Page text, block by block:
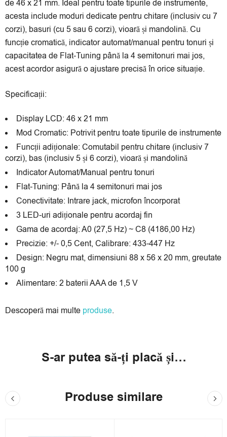
*Prețul calculat este cu caracter informativ, rata finală va fi afișat la
secțiunea Plata în rate prin Netopia Payments!
de 46 x 21 mm. Ideal pentru toate tipurile de instrumente,
acesta include moduri dedicate pentru chitare (inclusiv cu 7
corzi), basuri (cu 5 sau 6 corzi), vioară și mandolină. Cu
funcție cromatică, indicator automat/manual pentru tonuri și
capacitatea de Flat-Tuning până la 4 semitonuri mai jos,
acest acordor asigură o ajustare precisă în orice situație.
Specificații:
Display LCD: 46 x 21 mm
Mod Cromatic: Potrivit pentru toate tipurile de instrumente
Funcții adiționale: Comutabil pentru chitare (inclusiv 7
corzi), bas (inclusiv 5 și 6 corzi), vioară și mandolină
Indicator Automat/Manual pentru tonuri
Flat-Tuning: Până la 4 semitonuri mai jos
Conectivitate: Intrare jack, microfon încorporat
3 LED-uri adiționale pentru acordaj fin
Gama de acordaj: A0 (27,5 Hz) ~ C8 (4186,00 Hz)
Precizie: +/- 0,5 Cent, Calibrare: 433-447 Hz
Design: Negru mat, dimensiuni 88 x 56 x 20 mm, greutate
100 g
Alimentare: 2 baterii AAA de 1,5 V
Descoperă mai multe produse.
S-ar putea să-ți placă și…
Produse similare